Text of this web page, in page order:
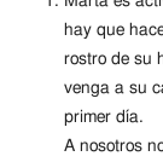
1954
hay que
rostro de su
venga a su
primer día.
A nosotros